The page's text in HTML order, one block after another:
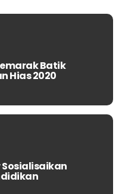
Batik
Hias 2020
Sosialisaikan